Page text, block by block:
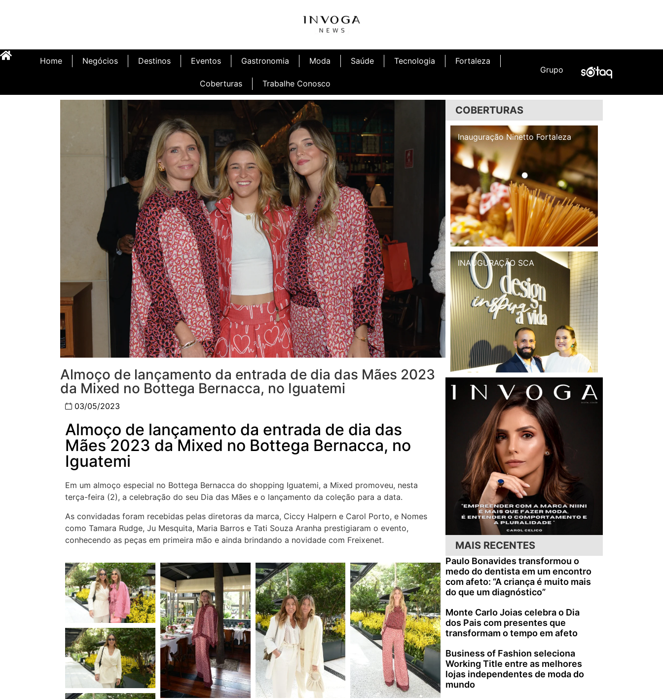
Home Negócios Destinos Eventos Gastronomia Moda Saúde Tecnologia Fortaleza
Coberturas Trabalhe Conosco
Grupo
Almoço de lançamento da entrada de dia das Mães 2023
da Mixed no Bottega Bernacca, no Iguatemi​
03/05/2023
Almoço de lançamento da entrada de dia das
Mães 2023 da Mixed no Bottega Bernacca, no
Iguatemi
Em um almoço especial no Bottega Bernacca do shopping Iguatemi, a Mixed promoveu, nesta
terça-feira (2), a celebração do seu Dia das Mães e o lançamento da coleção para a data.
As convidadas foram recebidas pelas diretoras da marca, Ciccy Halpern e Carol Porto, e Nomes
como Tamara Rudge, Ju Mesquita, Maria Barros e Tati Souza Aranha prestigiaram o evento,
conhecendo as peças em primeira mão e ainda brindando a novidade com Freixenet.
COBERTURAS
Inauguração Illa Café Inauguração Ninetto Fortaleza Inauguração Illa Café
INAUGURAÇÃO SCA
MAIS RECENTES
Paulo Bonavides transformou o
medo do dentista em um encontro
com afeto: “A criança é muito mais
do que um diagnóstico”
Monte Carlo Joias celebra o Dia
dos Pais com presentes que
transformam o tempo em afeto
Business of Fashion seleciona
Working Title entre as melhores
lojas independentes de moda do
mundo